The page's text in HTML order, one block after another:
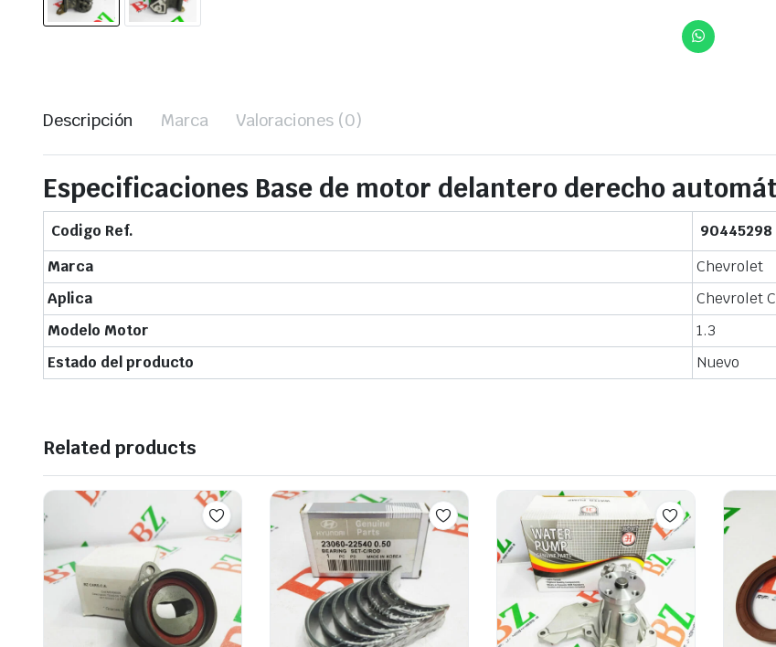
Descripción Marca Valoraciones (0)
Especificaciones Base de motor delantero derecho
Codigo Ref.
90445298
Marca
Chevrolet
Aplica
Chevrolet
Modelo Motor
1.3
Estado del producto
Nuevo
Related products